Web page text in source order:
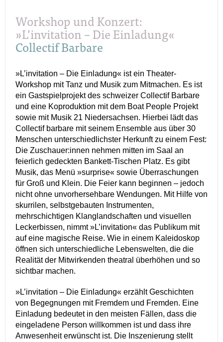
Workshop und Konzert:
»L’invitation – Die Einladung«
Collectif Barbare
»L’invitation – Die Einladung« ist ein Theater-
Workshop mit Tanz und Musik zum Mitmachen. Es ist
ein Gastspielprojekt des schweizer Collectif Barbare
und eine Koproduktion mit dem Boat People Projekt
sowie mit Musik 21 Niedersachsen. Hierbei lädt das
Collectif barbare mit seinem Ensemble aus über 30
Menschen unterschiedlichster Herkunft zu einem Fest:
Die Zuschauer:innen nehmen mitten im Saal an
feierlich gedeckten Bankett-Tischen Platz. Es gibt
Musik, das Menü »surprise« sowie Überraschungen
für Groß und Klein. Die Feier kann beginnen – jedoch
nicht ohne unvorhersehbare Wendungen. Mit Hilfe von
skurrilen, selbstgebauten Instrumenten,
mehrschichtigen Klanglandschaften und visuellen
Leckerbissen, nimmt »L’invitation« das Publikum mit
auf eine magische Reise. Wie in einem Kaleidoskop
öffnen sich unterschiedliche Lebenswelten, die die
Realität der Mitwirkenden theatral überhöhen und so
sichtbar machen.
»L’invitation – Die Einladung« erzählt Geschichten
von Begegnungen mit Fremdem und Fremden. Eine
Einladung bedeutet in den meisten Fällen, dass die
eingeladene Person willkommen ist und dass ihre
Anwesenheit erwünscht ist. Die Inszenierung stellt